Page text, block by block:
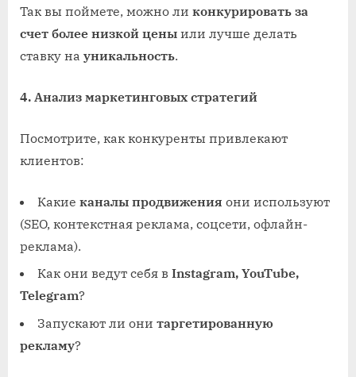
Так вы поймете, можно ли конкурировать за
счет более низкой цены или лучше делать
ставку на уникальность.
4. Анализ маркетинговых стратегий
Посмотрите, как конкуренты привлекают
клиентов:
Какие каналы продвижения они используют
(SEO, контекстная реклама, соцсети, офлайн-
реклама).
Как они ведут себя в Instagram, YouTube,
Telegram?
Запускают ли они таргетированную
рекламу?